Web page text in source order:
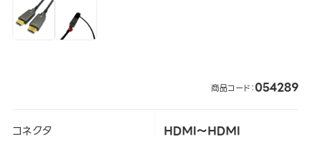
商品コード：054289
コネクタ HDMI～HDMI